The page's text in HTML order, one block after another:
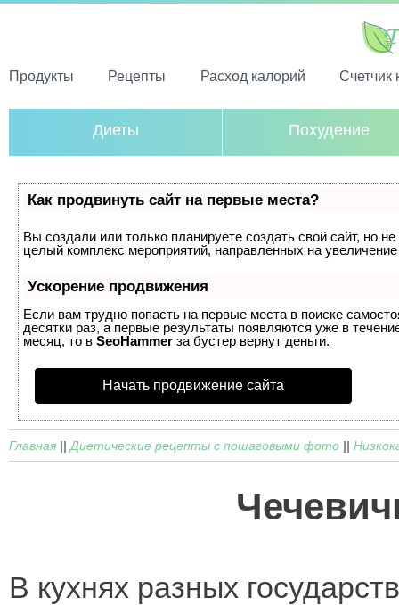
Продукты Рецепты Расход калорий Счетчик
Диеты Похудение
Как продвинуть сайт на первые места?
Вы создали или только планируете создать свой сайт, но
целый комплекс мероприятий, направленных на
Ускорение продвижения
Если вам трудно попасть на первые места в поиске
десятки раз, а первые результаты появляются уже в
месяц, то в SeoHammer за бустер вернут деньги.
Начать продвижение сайта
Главная || Диетические рецепты с пошаговыми фото ||
В кухнях разных